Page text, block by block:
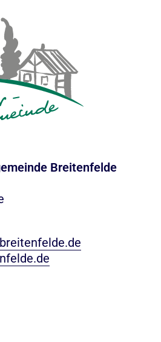
Breitenfelde